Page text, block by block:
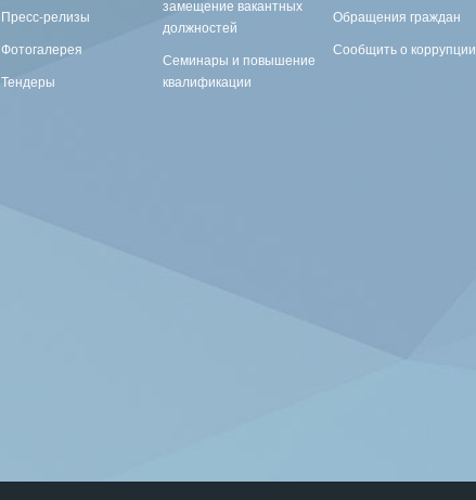
Пресс-релизы
Фотогалерея
Тендеры
замещение вакантных
должностей
Семинары и повышение
квалификации
Обращения граждан
Сообщить о коррупции